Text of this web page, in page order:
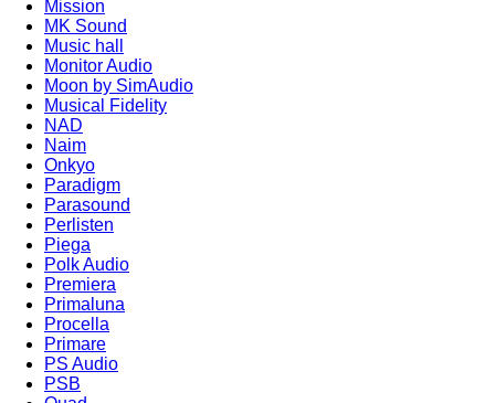
Mission
MK Sound
Music hall
Monitor Audio
Moon by SimAudio
Musical Fidelity
NAD
Naim
Onkyo
Paradigm
Parasound
Perlisten
Piega
Polk Audio
Premiera
Primaluna
Procella
Primare
PS Audio
PSB